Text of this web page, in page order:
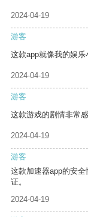
2024-04-19
游客
这款app就像我的娱乐
2024-04-19
游客
这款游戏的剧情非常
2024-04-19
游客
这款加速器app的安
证。
2024-04-19